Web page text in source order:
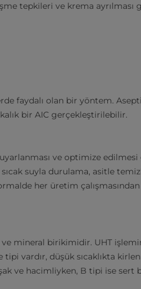
tepkileri ve krema ayrılması
faydalı olan bir yöntem.
bir AIC gerçekleştirilebilir.
ve optimize
suyla durulama, asitle
her üretim çalışmasından
ve mineral birikimidir. UHT
vardır, düşük sıcaklıkta
ve hacimliyken, B tipi ise sert